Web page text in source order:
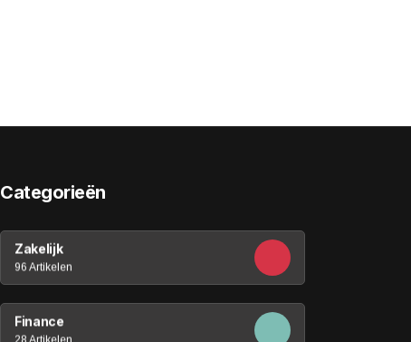
Categorieën
Zakelijk
96 Artikelen
Finance
28 Artikelen